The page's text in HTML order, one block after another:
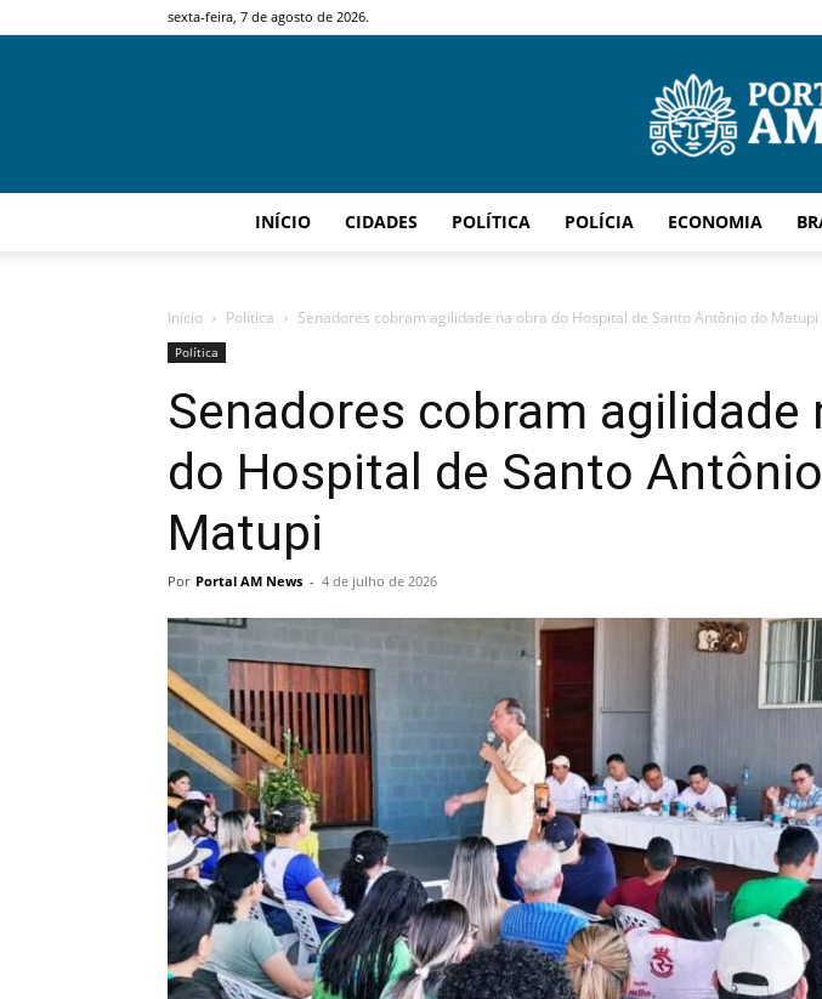
sexta-feira, 7 de agosto de 2026.
INÍCIO CIDADES POLÍTICA POLÍCIA ECONOMIA
Início Política Senadores cobram agilidade na obra do Hospital de Santo Antônio do Matupi
Política
Senadores cobram agilidade
do Hospital de Santo
Matupi
Por Portal AM News - 4 de julho de 2026